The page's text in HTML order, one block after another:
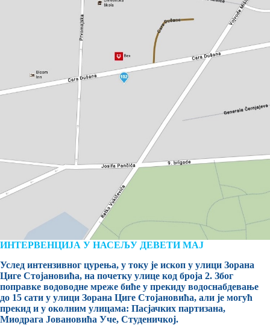
ИНТЕРВЕНЦИЈА У НАСЕЉУ ДЕВЕТИ МАЈ
Услед интензивног цурења, у току је ископ у улици Зорана
Циге Стојановића, на почетку улице код броја 2. Због
поправке водоводне мреже биће у прекиду водоснабдевање
до 15 сати у улици Зорана Циге Стојановића, али је могућ
прекид и у околним улицама: Пасјачких партизана,
Миодрага Јовановића Уче, Студеничкој.